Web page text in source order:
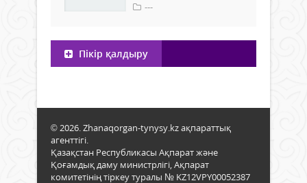
---
Пікір қалдыру
© 2026. Zhanaqorgan-tynysy.kz ақпараттық
агенттігі.
Қазақстан Республикасы Ақпарат және
Қоғамдық даму министрлігі, Ақпарат
комитетінің тіркеу туралы № KZ12VPY00052387